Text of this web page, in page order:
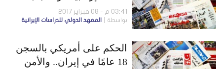
عمالية في 8 مدن إيرانية
03:41 م - 08 فبراير 2017
بواسطة المعهد الدولي للدراسات الإيرانية
الحكم على أمريكي بالسجن
18 عامًا في إيران.. والأمن